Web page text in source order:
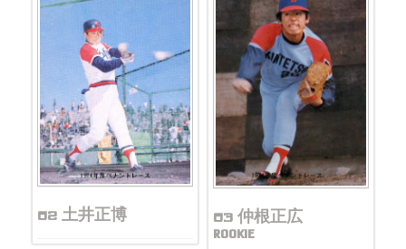
62 土井正博 63 仲根正広
ROOKIE